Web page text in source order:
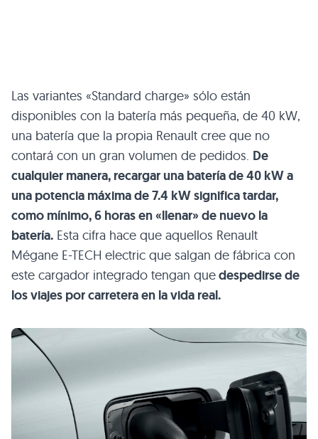
Las variantes «Standard charge» sólo están
disponibles con la batería más pequeña, de 40 kW,
una batería que la propia Renault cree que no
contará con un gran volumen de pedidos. De
cualquier manera, recargar una batería de 40 kW a
una potencia máxima de 7.4 kW significa tardar,
como mínimo, 6 horas en «llenar» de nuevo la
batería. Esta cifra hace que aquellos Renault
Mégane E-TECH electric que salgan de fábrica con
este cargador integrado tengan quedespedirse de
los viajes por carretera en la vida real.